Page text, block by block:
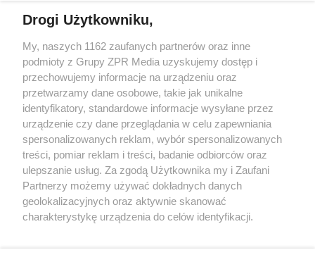
nawałnicami i gradem
DRAMAT W KRAKOWIE
Mężczyzna wypadł z balkonu. Wcześniej z
tego samego bloku spadła wersalka z
Drogi Użytkowniku,
My, naszych 1162 zaufanych partnerów oraz inne
podmioty z Grupy ZPR Media uzyskujemy dostęp i
przechowujemy informacje na urządzeniu oraz
przetwarzamy dane osobowe, takie jak unikalne
identyfikatory, standardowe informacje wysyłane przez
urządzenie czy dane przeglądania w celu zapewniania
spersonalizowanych reklam, wybór spersonalizowanych
treści, pomiar reklam i treści, badanie odbiorców oraz
ulepszanie usług. Za zgodą Użytkownika my i Zaufani
Partnerzy możemy używać dokładnych danych
geolokalizacyjnych oraz aktywnie skanować
charakterystykę urządzenia do celów identyfikacji.